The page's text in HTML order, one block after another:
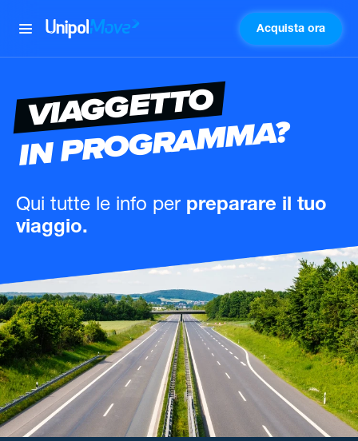
UnipolMove Acquista ora
VIAGGETTO
IN PROGRAMMA?
Qui tutte le info per preparare il tuo
viaggio.